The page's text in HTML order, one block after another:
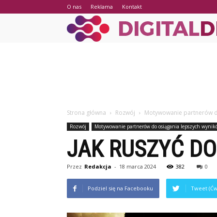
O nas Reklama Kontakt
Strona główna Rozwój Motywowanie partnerów
Rozwój Motywowanie partnerów do osiągania lepszych
JAK RUSZYĆ
Przez Redakcja - 18 marca 2024 382 0
Podziel się na Facebooku Tweet